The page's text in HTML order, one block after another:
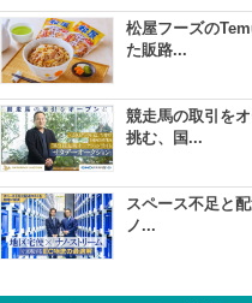
松屋フーズの
た販路...
競走馬の取引を
挑む、国...
スペース不足と
ノ...